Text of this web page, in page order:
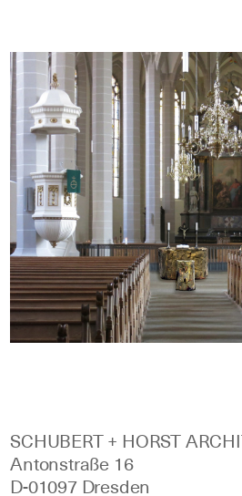
SCHUBERT + HORST
Antonstraße 16
D‑01097 Dresden